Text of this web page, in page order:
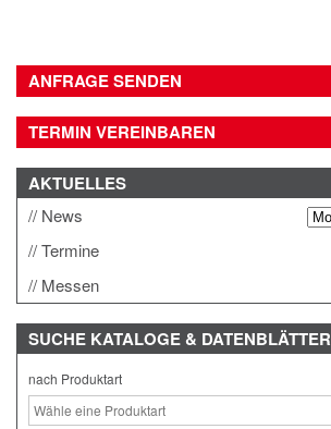
ANFRAGE SENDEN
TERMIN VEREINBAREN
AKTUELLES
News
Termine
Messen
SUCHE KATALOGE & DATENBLÄTTER
nach Produktart